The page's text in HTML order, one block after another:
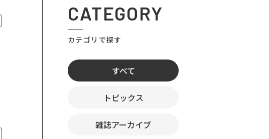
CATEGORY
カテゴリで探す
すべて
トピックス
雑誌アーカイブ